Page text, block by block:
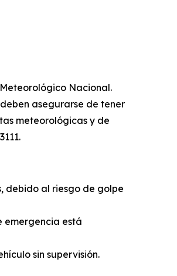
Nacional.
asegurarse de tener
meteorológicas y de
debido al riesgo de golpe
emergencia está
sin supervisión.